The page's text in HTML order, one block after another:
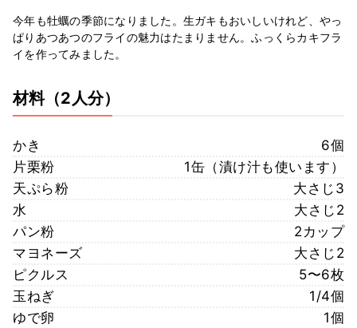
今年も牡蠣の季節になりました。生ガキもおいしいけれど、やっ
ぱりあつあつのフライの魅力はたまりません。ふっくらカキフラ
イを作ってみました。
材料（2人分）
かき
6個
片栗粉
1缶（漬け汁も使います）
天ぷら粉
大さじ3
水
大さじ2
パン粉
2カップ
マヨネーズ
大さじ2
ピクルス
5〜6枚
玉ねぎ
1/4個
ゆで卵
1個